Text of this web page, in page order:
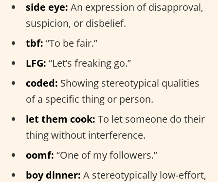
side eye: An expression of disapproval,
suspicion, or disbelief.
tbf: “To be fair.”
LFG: “Let’s freaking go.”
coded: Showing stereotypical qualities
of a specific thing or person.
let them cook: To let someone do their
thing without interference.
oomf: “One of my followers.”
boy dinner: A stereotypically low-effort,